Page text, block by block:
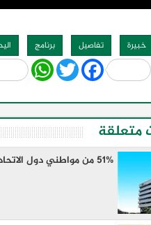
خبيرة تفاصيل برنامج
Share WhatsApp
Twitter
متعلقة
51% من مواطني دول الاتحاد الأوروبي لديهم وعي بخطة التعافي الاقتصادي الأوروبية